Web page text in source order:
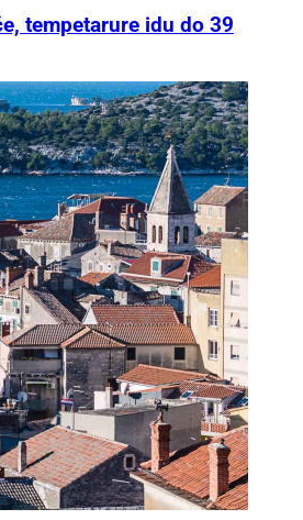
tempetarure idu do 39